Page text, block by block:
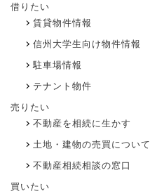
借りたい
賃貸物件情報
信州大学生向け物件情報
駐車場情報
テナント物件
売りたい
不動産を相続に生かす
土地・建物の売買について
不動産相続相談の窓口
買いたい